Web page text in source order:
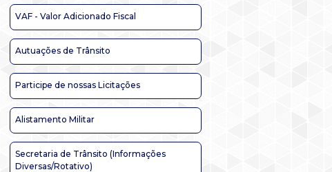
VAF - Valor Adicionado Fiscal
Autuações de Trânsito
Participe de nossas Licitações
Alistamento Militar
Secretaria de Trânsito (Informações
Diversas/Rotativo)